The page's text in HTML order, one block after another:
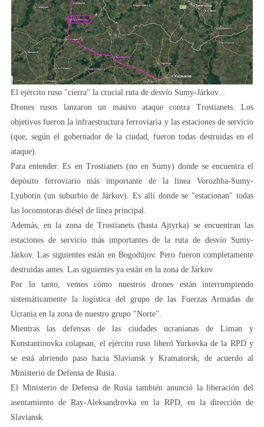
El ejército ruso "cierra" la crucial ruta de desvío Sumy-Járkov...
Drones rusos lanzaron un masivo ataque contra Trostianets. Los
objetivos fueron la infraestructura ferroviaria y las estaciones de servicio
(que, según el gobernador de la ciudad, fueron todas destruidas en el
ataque).
Para entender. Es en Trostianets (no en Sumy) donde se encuentra el
depósito ferroviario más importante de la línea Vorozhba-Sumy-
Lyubotin (un suburbio de Járkov). Es allí donde se "estacionan" todas
las locomotoras diésel de línea principal.
Además, en la zona de Trostianets (hasta Ajtyrka) se encuentran las
estaciones de servicio más importantes de la ruta de desvío Sumy-
Járkov. Las siguientes están en Bogodújov. Pero fueron completamente
destruidas antes. Las siguientes ya están en la zona de Járkov.
Por lo tanto, vemos cómo nuestros drones están interrumpiendo
sistemáticamente la logística del grupo de las Fuerzas Armadas de
Ucrania en la zona de nuestro grupo "Norte".
Mientras las defensas de las ciudades ucranianas de Liman y
Konstantinovka colapsan, el ejército ruso liberó Yurkovka de la RPD y
se está abriendo paso hacia Slaviansk y Kramatorsk, de acuerdo al
Ministerio de Defensa de Rusia.
El Ministerio de Defensa de Rusia también anunció la liberación del
asentamiento de Ray-Aleksandrovka en la RPD, en la dirección de
Slaviansk.